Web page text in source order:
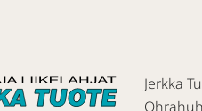
Jerkka